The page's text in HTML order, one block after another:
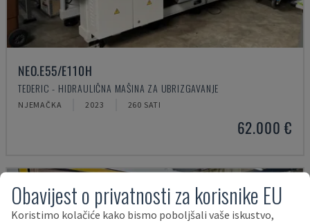
NEO.E55/E110H
TEDERIC - HIDRAULIČNA MAŠINA ZA UBRIZGAVANJE
NJEMAČKA 2023 260 SATI
62.000 €
Obavijest o privatnosti za korisnike EU
Koristimo kolačiće kako bismo poboljšali vaše iskustvo,